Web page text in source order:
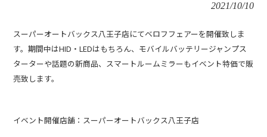
2021/10/10
スーパーオートバックス八王子店にてベロフフェアーを開催致しま
す。期間中はHID ・LEDはもちろん、モバイルバッテリージャンプス
ターターや話題の新商品、スマートルームミラーもイベント特価で販
売致します。
イベント開催店舗：スーパーオートバックス八王子店